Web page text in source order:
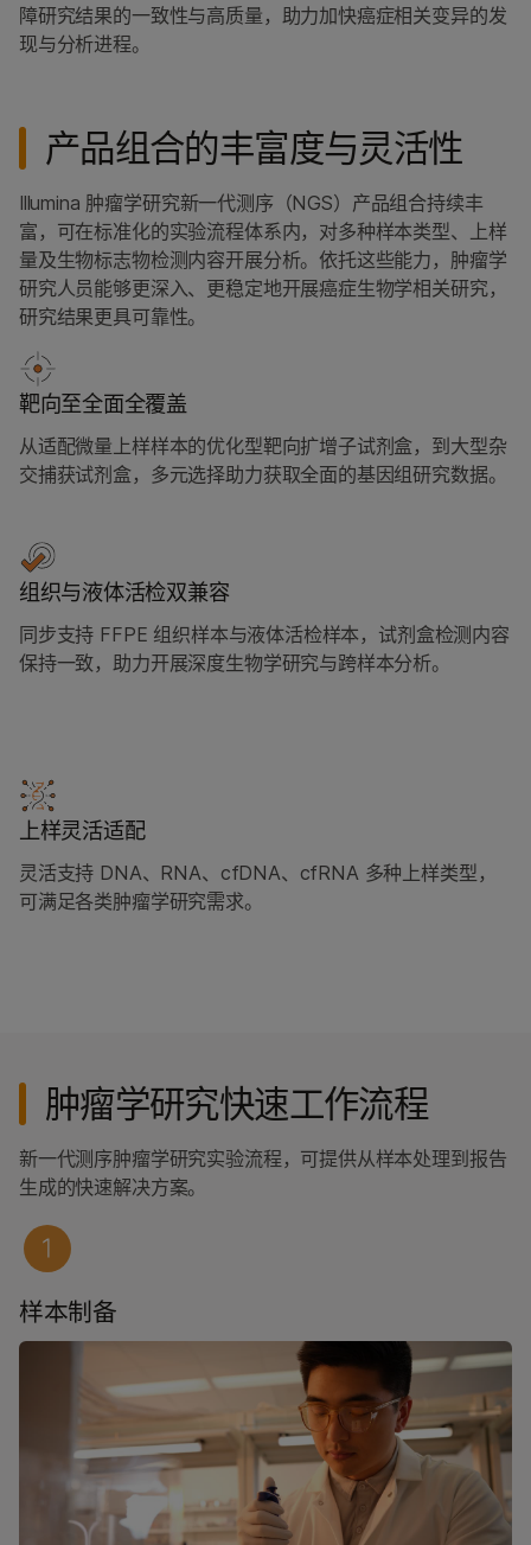
障研究结果的一致性与高质量，助力加快癌症相关变异的发
现与分析进程。
产品组合的丰富度与灵活性
Illumina 肿瘤学研究新一代测序（NGS）产品组合持续丰
富，可在标准化的实验流程体系内，对多种样本类型、上样
量及生物标志物检测内容开展分析。依托这些能力，肿瘤学
研究人员能够更深入、更稳定地开展癌症生物学相关研究，
研究结果更具可靠性。
靶向至全面全覆盖
从适配微量上样样本的优化型靶向扩增子试剂盒，到大型杂
交捕获试剂盒，多元选择助力获取全面的基因组研究数据。
组织与液体活检双兼容
同步支持 FFPE 组织样本与液体活检样本，试剂盒检测内容
保持一致，助力开展深度生物学研究与跨样本分析。
上样灵活适配
灵活支持 DNA、RNA、cfDNA、cfRNA 多种上样类型，
可满足各类肿瘤学研究需求。
肿瘤学研究快速工作流程
新一代测序肿瘤学研究实验流程，可提供从样本处理到报告
生成的快速解决方案。
样本制备